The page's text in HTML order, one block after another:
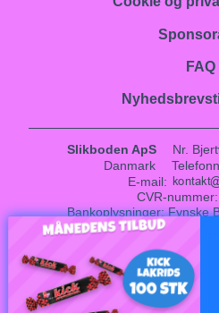
FAQ
Slikboden ApS Nr.
Danmark
E-mail:
CVR-nummer:
Bankoplysninger:Fynske
Facebook